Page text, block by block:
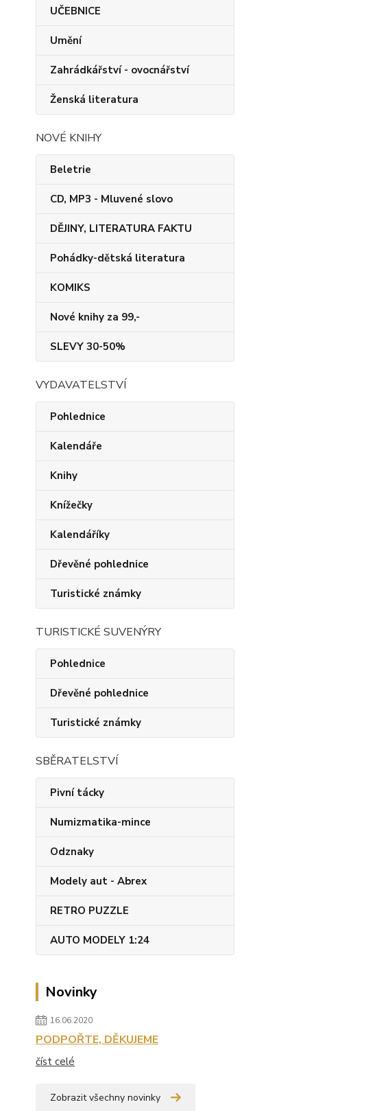
UČEBNICE
Umění
Zahrádkářství - ovocnářství
Ženská literatura
NOVÉ KNIHY
Beletrie
CD, MP3 - Mluvené slovo
DĚJINY, LITERATURA FAKTU
Pohádky-dětská literatura
KOMIKS
Nové knihy za 99,-
SLEVY 30-50%
VYDAVATELSTVÍ
Pohlednice
Kalendáře
Knihy
Knížečky
Kalendáříky
Dřevěné pohlednice
Turistické známky
TURISTICKÉ SUVENÝRY
Pohlednice
Dřevěné pohlednice
Turistické známky
SBĚRATELSTVÍ
Pivní tácky
Numizmatika-mince
Odznaky
Modely aut - Abrex
RETRO PUZZLE
AUTO MODELY 1:24
Novinky
16.06.2020
PODPOŘTE, DĚKUJEME
číst celé
Zobrazit všechny novinky